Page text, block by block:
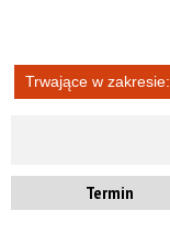
Trwające w zakresie:
Termin